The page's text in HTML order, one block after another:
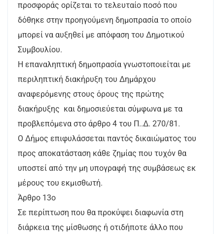
προσφοράς ορίζεται το τελευταίο ποσό που
δόθηκε στην προηγούμενη δημοπρασία το οποίο
μπορεί να αυξηθεί με απόφαση του Δημοτικού
Συμβουλίου.
Η επαναληπτική δημοπρασία γνωστοποιείται με
περιληπτική διακήρυξη του Δημάρχου
αναφερόμενης στους όρους της πρώτης
διακήρυξης και δημοσιεύεται σύμφωνα με τα
προβλεπόμενα στο άρθρο 4 του Π..Δ. 270/81.
Ο Δήμος επιφυλάσσεται παντός δικαιώματος του
προς αποκατάσταση κάθε ζημίας που τυχόν θα
υποστεί από την μη υπογραφή της συμβάσεως εκ
μέρους του εκμισθωτή.
Άρθρο 13ο
Σε περίπτωση που θα προκύψει διαφωνία στη
διάρκεια της μίσθωσης ή οτιδήποτε άλλο που